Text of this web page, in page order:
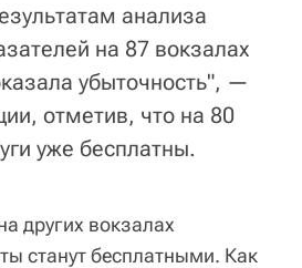
анализа
на 87 вокзалах
убыточность", —
отметив, что на 80
уже бесплатны.
других вокзалах
станут бесплатными. Как